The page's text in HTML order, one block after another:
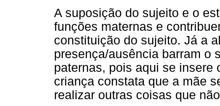
A suposição do sujeito e o
funções maternas e
constituição do sujeito. Já a
presença/ausência barram o
paternas, pois aqui se insere
criança constata que a mãe
realizar outras coisas que